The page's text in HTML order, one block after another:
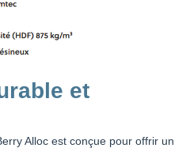
et
Alloc est conçue pour offrir un